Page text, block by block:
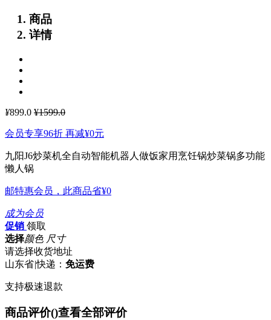
商品
详情
¥899.0 ¥1599.0
会员专享96折 再减¥0元
九阳J6炒菜机全自动智能机器人做饭家用烹饪锅炒菜锅多功能
懒人锅
邮特惠会员，此商品省¥0
成为会员
促销 领取
选择颜色 尺寸
请选择收货地址
山东省|快递： 免运费
支持极速退款
商品评价()查看全部评价